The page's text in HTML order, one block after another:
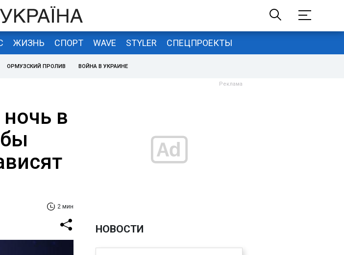
ЖИЗНЬ СПОРТ WAVE STYLER СПЕЦПРОЕКТЫ
ОРМУЗСКИЙ ПРОЛИВ ВОЙНА В УКРАИНЕ
в
2 мин
НОВОСТИ